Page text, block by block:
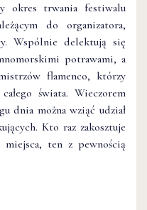
okres trwania festiwalu
do organizatora,
Wspólnie delektują się
potrawami, a
flamenco, którzy
świata. Wieczorem
dnia można wziąć udział
Kto raz zakosztuje
ten z pewnością